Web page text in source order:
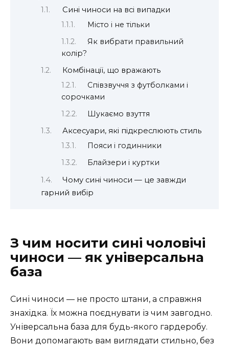
Сині чиноси на всі випадки
Місто і не тільки
Як вибрати правильний
колір?
Комбінації, що вражають
Співзвуччя з футболками і
сорочками
Шукаємо взуття
Аксесуари, які підкреслюють стиль
Пояси і годинники
Блайзери і куртки
Чому сині чиноси — це завжди
гарний вибір
З чим носити сині чоловічі
чиноси — як універсальна
база
Сині чиноси — не просто штани, а справжня
знахідка. Їх можна поєднувати із чим завгодно.
Універсальна база для будь-якого гардеробу.
Вони допомагають вам виглядати стильно, без